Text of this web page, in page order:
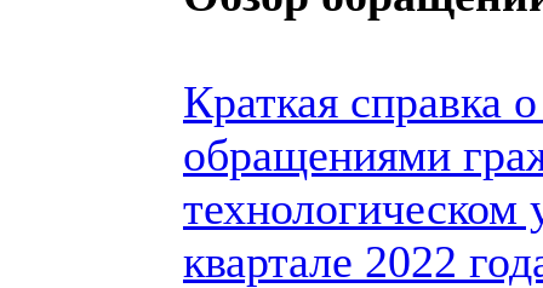
Краткая справка
обращениями
технологическом
квартале 2022